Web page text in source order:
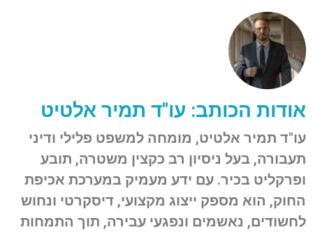
אודות הכותב: עו"ד תמיר אלטיט
עו"ד תמיר אלטיט, מומחה למשפט פלילי ודיני
תעבורה, בעל ניסיון רב כקצין משטרה, תובע
ופרקליט בכיר. עם ידע מעמיק במערכת אכיפת
החוק, הוא מספק ייצוג מקצועי, דיסקרטי ונחוש
לחשודים, נאשמים ונפגעי עבירה, תוך התמחות